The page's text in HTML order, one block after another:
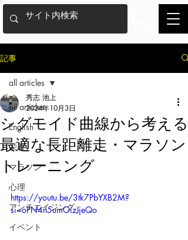
記事
all articles
English
栄養
マラソン
心理
アンチエイジング
イベント
all articles
シグモイド曲線から考える
最適な長距離走・マラソン
トレーニング
秀志 池上
2024年10月3日
https://youtu.be/3tk7PbYXB2M?
si=oPN4n5umOizJjeQo